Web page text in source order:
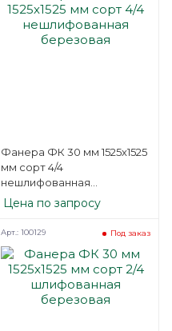
Фанера ФК 30 мм 1525х1525
мм сорт 4/4
нешлифованная
березовая
Цена по запросу
Под заказ
Арт.: 100129